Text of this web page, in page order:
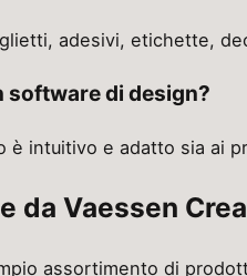
adesivi, etichette,
software di design?
è intuitivo e adatto sia ai
da Vaessen
assortimento di